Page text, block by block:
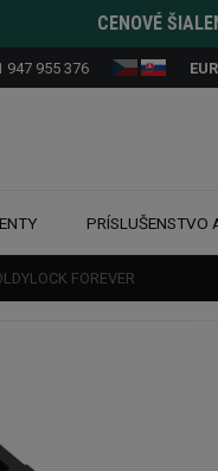
CENOVÉ
947 955 376 EUR
PRÍSLUŠENSTVO
FOREVER